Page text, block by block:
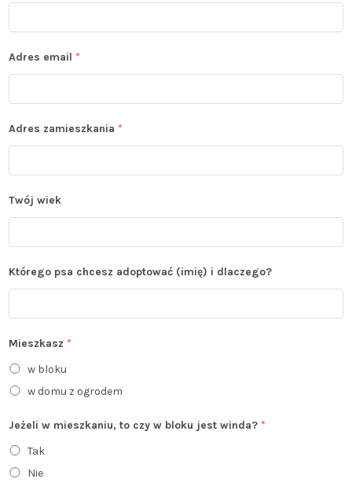
Adres email *
Adres zamieszkania *
Twój wiek
Którego psa chcesz adoptować (imię) i dlaczego?
Mieszkasz *
w bloku
w domu z ogrodem
Jeżeli w mieszkaniu, to czy w bloku jest winda? *
Tak
Nie